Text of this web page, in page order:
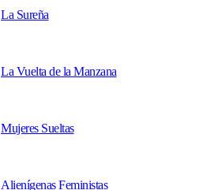
La Sureña
La Vuelta de la Manzana
Mujeres Sueltas
Alienígenas Feministas